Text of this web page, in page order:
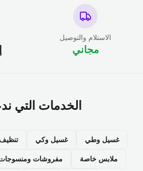
الاستلام والتوصيل
مجاني
الخدمات التي
غسيل وطي غسيل وكي
ملابس خاصة مفروشات ومنسوجات